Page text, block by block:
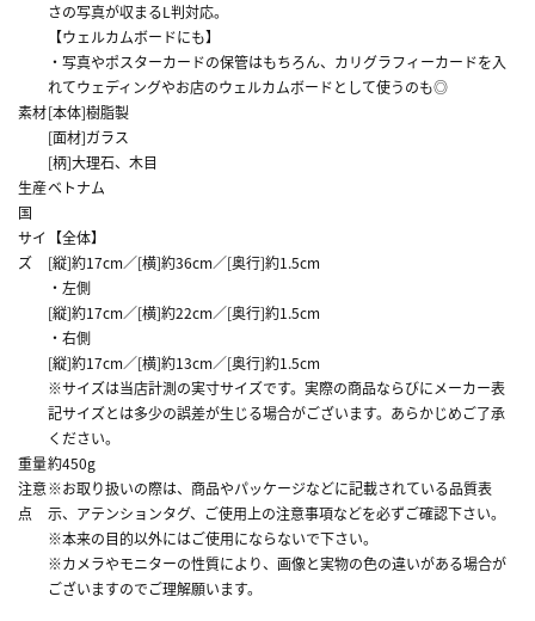
さの写真が収まるL判対応。
【ウェルカムボードにも】
・写真やポスターカードの保管はもちろん、カリグラフィーカードを入
れてウェディングやお店のウェルカムボードとして使うのも◎
素材[本体]樹脂製
[面材]ガラス
[柄]大理石、木目
生産
国
ベトナム
サイ
ズ
【全体】
[縦]約17cm／[横]約36cm／[奥行]約1.5cm
・左側
[縦]約17cm／[横]約22cm／[奥行]約1.5cm
・右側
[縦]約17cm／[横]約13cm／[奥行]約1.5cm
※サイズは当店計測の実寸サイズです。実際の商品ならびにメーカー表
記サイズとは多少の誤差が生じる場合がございます。あらかじめご了承
ください。
重量約450g
注意
点
※お取り扱いの際は、商品やパッケージなどに記載されている品質表
示、アテンションタグ、ご使用上の注意事項などを必ずご確認下さい。
※本来の目的以外にはご使用にならないで下さい。
※カメラやモニターの性質により、画像と実物の色の違いがある場合が
ございますのでご理解願います。